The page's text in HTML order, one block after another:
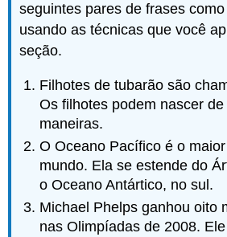
seguintes pares de frases
usando as técnicas que você
seção.
Filhotes de tubarão são
Os filhotes podem nascer
maneiras.
O Oceano Pacífico é o
mundo. Ela se estende do
o Oceano Antártico, no sul.
Michael Phelps ganhou oito
nas Olimpíadas de 2008.